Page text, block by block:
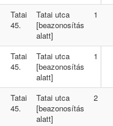
Tatai
45.
Tatai utca
[beazonosítás
alatt]
1
Tatai
45.
Tatai utca
[beazonosítás
alatt]
1
Tatai
45.
Tatai utca
[beazonosítás
alatt]
2